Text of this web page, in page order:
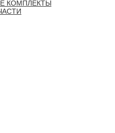
КОМПЛЕКТЫ